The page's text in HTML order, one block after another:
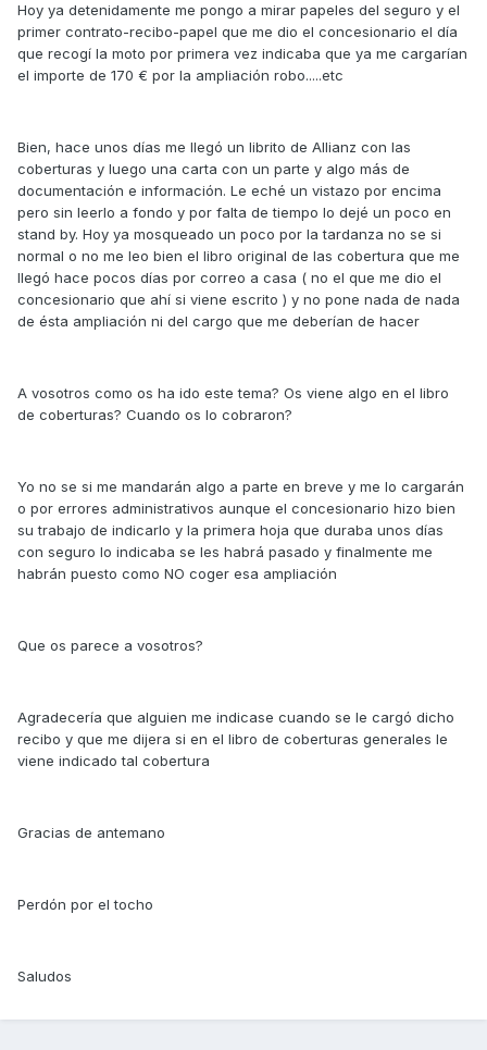
Hoy ya detenidamente me pongo a mirar papeles del seguro y el
primer contrato-recibo-papel que me dio el concesionario el día
que recogí la moto por primera vez indicaba que ya me cargarían
el importe de 170 € por la ampliación robo.....etc
Bien, hace unos días me llegó un librito de Allianz con las
coberturas y luego una carta con un parte y algo más de
documentación e información. Le eché un vistazo por encima
pero sin leerlo a fondo y por falta de tiempo lo dejé un poco en
stand by. Hoy ya mosqueado un poco por la tardanza no se si
normal o no me leo bien el libro original de las cobertura que me
llegó hace pocos días por correo a casa ( no el que me dio el
concesionario que ahí si viene escrito ) y no pone nada de nada
de ésta ampliación ni del cargo que me deberían de hacer
A vosotros como os ha ido este tema? Os viene algo en el libro
de coberturas? Cuando os lo cobraron?
Yo no se si me mandarán algo a parte en breve y me lo cargarán
o por errores administrativos aunque el concesionario hizo bien
su trabajo de indicarlo y la primera hoja que duraba unos días
con seguro lo indicaba se les habrá pasado y finalmente me
habrán puesto como NO coger esa ampliación
Que os parece a vosotros?
Agradecería que alguien me indicase cuando se le cargó dicho
recibo y que me dijera si en el libro de coberturas generales le
viene indicado tal cobertura
Gracias de antemano
Perdón por el tocho
Saludos